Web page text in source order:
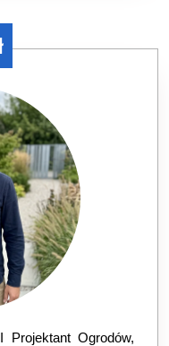
Projektant Ogrodów,